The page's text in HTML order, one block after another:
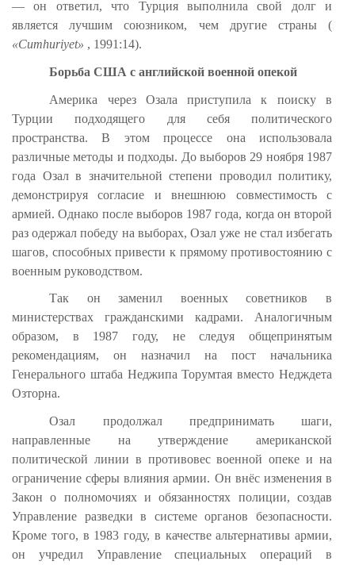
— он ответил, что Турция выполнила свой долг и
является лучшим союзником, чем другие страны (
«Cumhuriyet» , 1991:14).
Борьба США с английской военной опекой
Америка через Озала приступила к поиску в
Турции подходящего для себя политического
пространства. В этом процессе она использовала
различные методы и подходы. До выборов 29 ноября 1987
года Озал в значительной степени проводил политику,
демонстрируя согласие и внешнюю совместимость с
армией. Однако после выборов 1987 года, когда он второй
раз одержал победу на выборах, Озал уже не стал избегать
шагов, способных привести к прямому противостоянию с
военным руководством.
Так он заменил военных советников в
министерствах гражданскими кадрами. Аналогичным
образом, в 1987 году, не следуя общепринятым
рекомендациям, он назначил на пост начальника
Генерального штаба Неджипа Торумтая вместо Недждета
Озторна.
Озал продолжал предпринимать шаги,
направленные на утверждение американской
политической линии в противовес военной опеке и на
ограничение сферы влияния армии. Он внёс изменения в
Закон о полномочиях и обязанностях полиции, создав
Управление разведки в системе органов безопасности.
Кроме того, в 1983 году, в качестве альтернативы армии,
он учредил Управление специальных операций в